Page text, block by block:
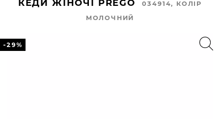
КЕДИ ЖІНОЧІ PREGO034914, КОЛIР
МОЛОЧНИЙ
-29%